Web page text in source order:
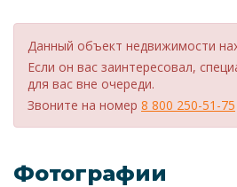
Данный объект недвижимости
Если он вас заинтересовал,
для вас вне очереди.
Звоните на номер 8 800 250-51-75
Фотографии